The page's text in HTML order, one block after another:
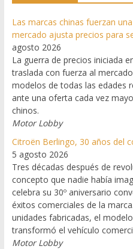
Las marcas chinas fuerzan
mercado ajusta precios para
agosto 2026
La guerra de precios iniciada
traslada con fuerza al
modelos de todas las edades
ante una oferta cada vez
chinos.
Motor Lobby
Citroën Berlingo, 30 años del
5 agosto 2026
Tres décadas después de
concepto que nadie había
celebra su 30º aniversario
éxitos comerciales de la
unidades fabricadas, el
transformó el vehículo
Motor Lobby